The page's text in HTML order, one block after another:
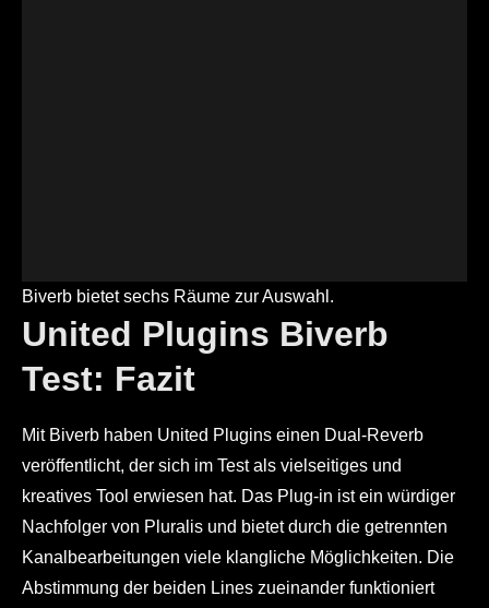
Biverb bietet sechs Räume zur Auswahl.
United Plugins Biverb
Test: Fazit
Mit Biverb haben United Plugins einen Dual-Reverb
veröffentlicht, der sich im Test als vielseitiges und
kreatives Tool erwiesen hat. Das Plug-in ist ein würdiger
Nachfolger von Pluralis und bietet durch die getrennten
Kanalbearbeitungen viele klangliche Möglichkeiten. Die
Abstimmung der beiden Lines zueinander funktioniert